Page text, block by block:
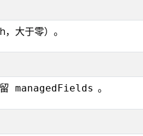
大于零）。
managedFields 。